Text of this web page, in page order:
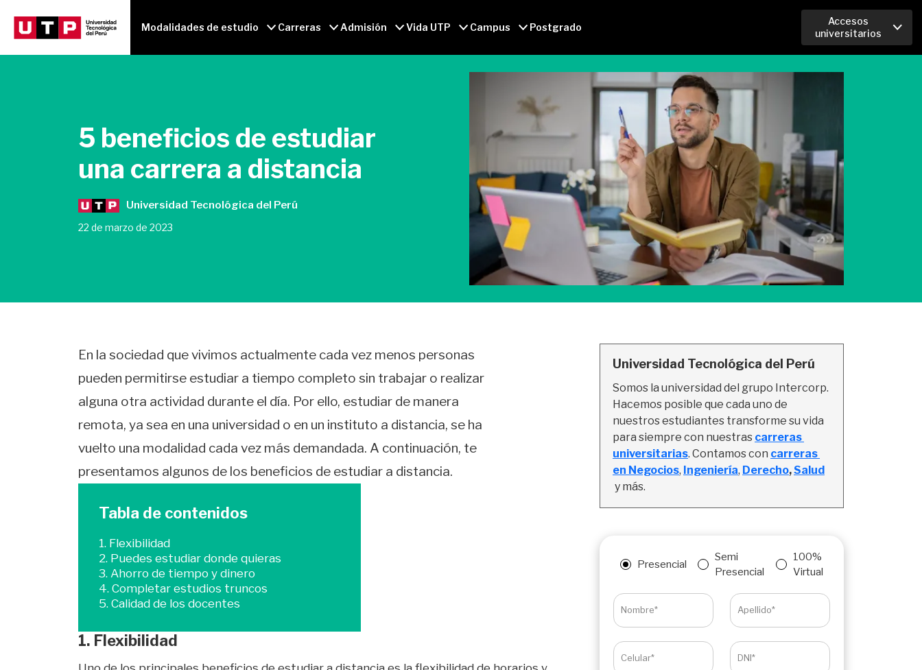
Modalidades de estudio Carreras Admisión Vida UTP Campus Postgrado
Accesos
universitarios
5 beneficios de estudiar
una carrera a distancia
Universidad Tecnológica del Perú
22 de marzo de 2023
En la sociedad que vivimos actualmente cada vez menos personas
pueden permitirse estudiar a tiempo completo sin trabajar o realizar
alguna otra actividad durante el día. Por ello, estudiar de manera
remota, ya sea en una universidad o en un instituto a distancia, se ha
vuelto una modalidad cada vez más demandada. A continuación, te
presentamos algunos de los beneficios de estudiar a distancia.
Tabla de contenidos
1. Flexibilidad
2. Puedes estudiar donde quieras
3. Ahorro de tiempo y dinero
4. Completar estudios truncos
5. Calidad de los docentes
1. Flexibilidad
Universidad Tecnológica del Perú
Somos la universidad del grupo Intercorp.
Hacemos posible que cada uno de
nuestros estudiantes transforme su vida
para siempre con nuestras carreras
universitarias. Contamos con carreras
en Negocios, Ingeniería, Derecho, Salud
y más.
Presencial
Semi
Presencial
100%
Virtual
Nombre* Apellido*
Celular* DNI*